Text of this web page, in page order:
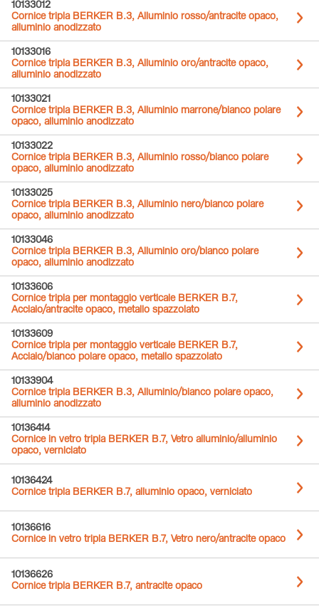
10133012
Cornice tripla BERKER B.3, Alluminio rosso/antracite opaco,
alluminio anodizzato
10133016
Cornice tripla BERKER B.3, Alluminio oro/antracite opaco,
alluminio anodizzato
10133021
Cornice tripla BERKER B.3, Alluminio marrone/bianco polare
opaco, alluminio anodizzato
10133022
Cornice tripla BERKER B.3, Alluminio rosso/bianco polare
opaco, alluminio anodizzato
10133025
Cornice tripla BERKER B.3, Alluminio nero/bianco polare
opaco, alluminio anodizzato
10133046
Cornice tripla BERKER B.3, Alluminio oro/bianco polare
opaco, alluminio anodizzato
10133606
Cornice tripla per montaggio verticale BERKER B.7,
Acciaio/antracite opaco, metallo spazzolato
10133609
Cornice tripla per montaggio verticale BERKER B.7,
Acciaio/bianco polare opaco, metallo spazzolato
10133904
Cornice tripla BERKER B.3, Alluminio/bianco polare opaco,
alluminio anodizzato
10136414
Cornice in vetro tripla BERKER B.7, Vetro alluminio/alluminio
opaco, verniciato
10136424
Cornice tripla BERKER B.7, alluminio opaco, verniciato
10136616
Cornice in vetro tripla BERKER B.7, Vetro nero/antracite opaco
10136626
Cornice tripla BERKER B.7, antracite opaco